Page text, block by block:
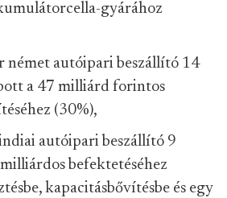
gyárához
német autóipari beszállító 14
a 47 milliárd forintos
(30%),
autóipari beszállító 9
befektetéséhez
kapacitásbővítésbe és egy